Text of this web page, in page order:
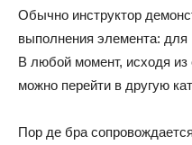
Обычно инструктор
выполнения элемента: для
В любой момент, исходя
можно перейти в другую
Пор де бра